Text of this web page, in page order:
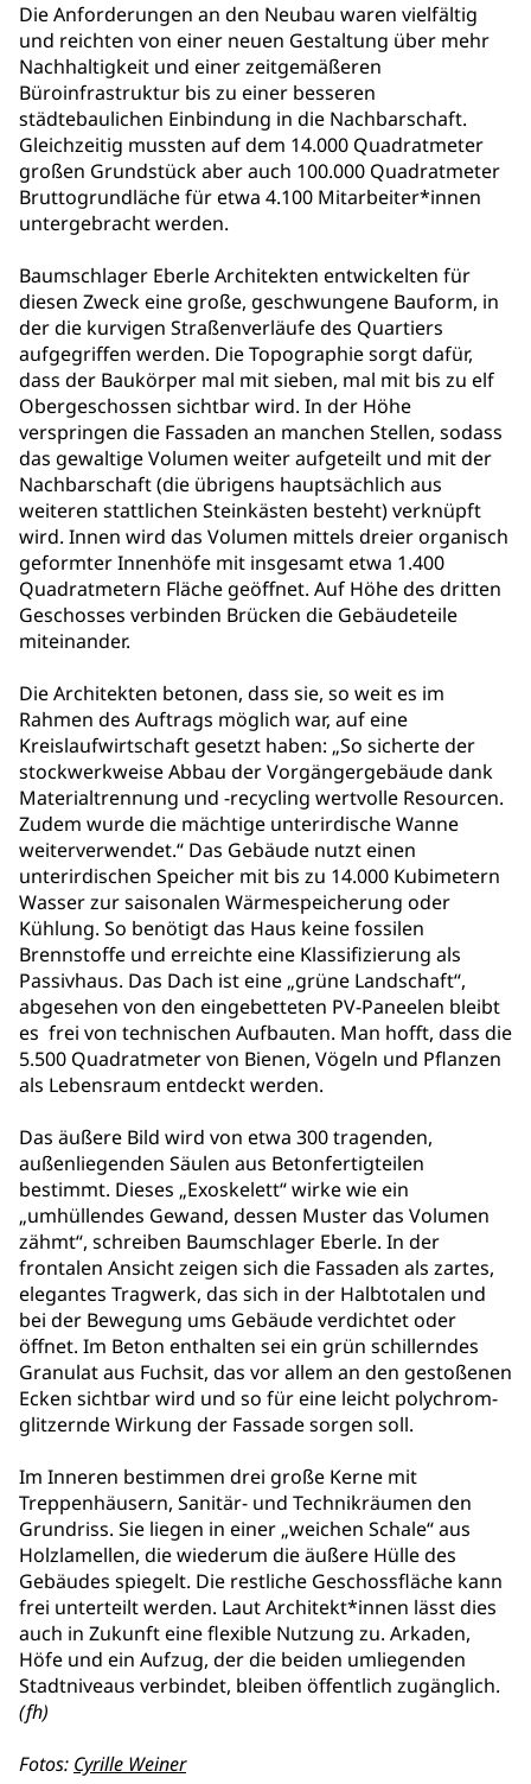
Die Anforderungen an den Neubau waren vielfältig
und reichten von einer neuen Gestaltung über mehr
Nachhaltigkeit und einer zeitgemäßeren
Büroinfrastruktur bis zu einer besseren
städtebaulichen Einbindung in die Nachbarschaft.
Gleichzeitig mussten auf dem 14.000 Quadratmeter
großen Grundstück aber auch 100.000 Quadratmeter
Bruttogrundläche für etwa 4.100 Mitarbeiter*innen
untergebracht werden.
Baumschlager Eberle Architekten entwickelten für
diesen Zweck eine große, geschwungene Bauform, in
der die kurvigen Straßenverläufe des Quartiers
aufgegriffen werden. Die Topographie sorgt dafür,
dass der Baukörper mal mit sieben, mal mit bis zu elf
Obergeschossen sichtbar wird. In der Höhe
verspringen die Fassaden an manchen Stellen, sodass
das gewaltige Volumen weiter aufgeteilt und mit der
Nachbarschaft (die übrigens hauptsächlich aus
weiteren stattlichen Steinkästen besteht) verknüpft
wird. Innen wird das Volumen mittels dreier organisch
geformter Innenhöfe mit insgesamt etwa 1.400
Quadratmetern Fläche geöffnet. Auf Höhe des dritten
Geschosses verbinden Brücken die Gebäudeteile
miteinander.
Die Architekten betonen, dass sie, so weit es im
Rahmen des Auftrags möglich war, auf eine
Kreislaufwirtschaft gesetzt haben: „So sicherte der
stockwerkweise Abbau der Vorgängergebäude dank
Materialtrennung und -recycling wertvolle Resourcen.
Zudem wurde die mächtige unterirdische Wanne
weiterverwendet.“ Das Gebäude nutzt einen
unterirdischen Speicher mit bis zu 14.000 Kubimetern
Wasser zur saisonalen Wärmespeicherung oder
Kühlung. So benötigt das Haus keine fossilen
Brennstoffe und erreichte eine Klassifizierung als
Passivhaus. Das Dach ist eine „grüne Landschaft“,
abgesehen von den eingebetteten PV-Paneelen bleibt
es frei von technischen Aufbauten. Man hofft, dass die
5.500 Quadratmeter von Bienen, Vögeln und Pflanzen
als Lebensraum entdeckt werden.
Das äußere Bild wird von etwa 300 tragenden,
außenliegenden Säulen aus Betonfertigteilen
bestimmt. Dieses „Exoskelett“ wirke wie ein
„umhüllendes Gewand, dessen Muster das Volumen
zähmt“, schreiben Baumschlager Eberle. In der
frontalen Ansicht zeigen sich die Fassaden als zartes,
elegantes Tragwerk, das sich in der Halbtotalen und
bei der Bewegung ums Gebäude verdichtet oder
öffnet. Im Beton enthalten sei ein grün schillerndes
Granulat aus Fuchsit, das vor allem an den gestoßenen
Ecken sichtbar wird und so für eine leicht polychrom-
glitzernde Wirkung der Fassade sorgen soll.
Im Inneren bestimmen drei große Kerne mit
Treppenhäusern, Sanitär- und Technikräumen den
Grundriss. Sie liegen in einer „weichen Schale“ aus
Holzlamellen, die wiederum die äußere Hülle des
Gebäudes spiegelt. Die restliche Geschossfläche kann
frei unterteilt werden. Laut Architekt*innen lässt dies
auch in Zukunft eine flexible Nutzung zu. Arkaden,
Höfe und ein Aufzug, der die beiden umliegenden
Stadtniveaus verbindet, bleiben öffentlich zugänglich.
(fh)
Fotos: Cyrille Weiner